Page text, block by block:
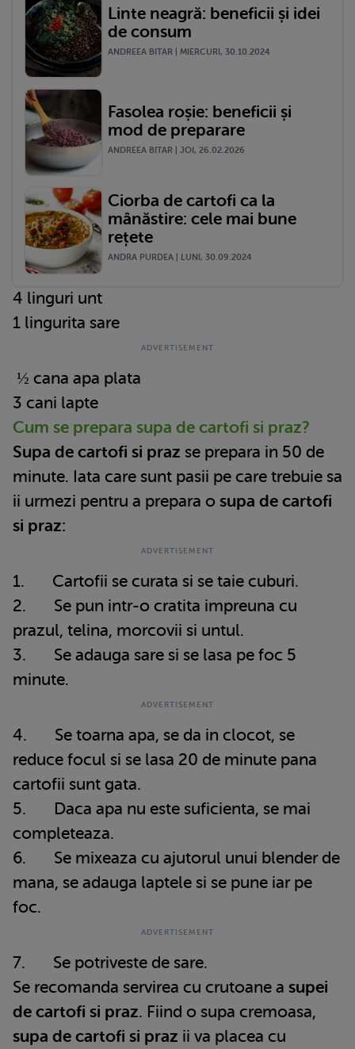
Linte neagră: beneficii și idei
de consum
ANDREEA BITAR | MIERCURI, 30.10.2024
Fasolea roșie: beneficii și
mod de preparare
ANDREEA BITAR | JOI, 26.02.2026
Ciorba de cartofi ca la
mânăstire: cele mai bune
rețete
ANDRA PURDEA | LUNI, 30.09.2024
4 linguri unt
1 lingurita sare
½ cana apa plata
3 cani lapte
Cum se prepara supa de cartofi si praz?
Supa de cartofi si praz se prepara in 50 de
minute. Iata care sunt pasii pe care trebuie sa
ii urmezi pentru a prepara o supa de cartofi
si praz:
1. Cartofii se curata si se taie cuburi.
2. Se pun intr-o cratita impreuna cu
prazul, telina, morcovii si untul.
3. Se adauga sare si se lasa pe foc 5
minute.
4. Se toarna apa, se da in clocot, se
reduce focul si se lasa 20 de minute pana
cartofii sunt gata.
5. Daca apa nu este suficienta, se mai
completeaza.
6. Se mixeaza cu ajutorul unui blender de
mana, se adauga laptele si se pune iar pe
foc.
7. Se potriveste de sare.
Se recomanda servirea cu crutoane a supei
de cartofi si praz. Fiind o supa cremoasa,
supa de cartofi si praz ii va placea cu